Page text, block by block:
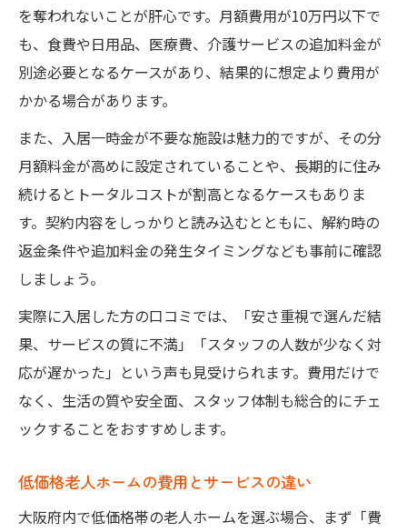
を奪われないことが肝心です。月額費用が10万円以下で
も、食費や日用品、医療費、介護サービスの追加料金が
別途必要となるケースがあり、結果的に想定より費用が
かかる場合があります。
また、入居一時金が不要な施設は魅力的ですが、その分
月額料金が高めに設定されていることや、長期的に住み
続けるとトータルコストが割高となるケースもありま
す。契約内容をしっかりと読み込むとともに、解約時の
返金条件や追加料金の発生タイミングなども事前に確認
しましょう。
実際に入居した方の口コミでは、「安さ重視で選んだ結
果、サービスの質に不満」「スタッフの人数が少なく対
応が遅かった」という声も見受けられます。費用だけで
なく、生活の質や安全面、スタッフ体制も総合的にチェ
ックすることをおすすめします。
低価格老人ホームの費用とサービスの違い
大阪府内で低価格帯の老人ホームを選ぶ場合、まず「費